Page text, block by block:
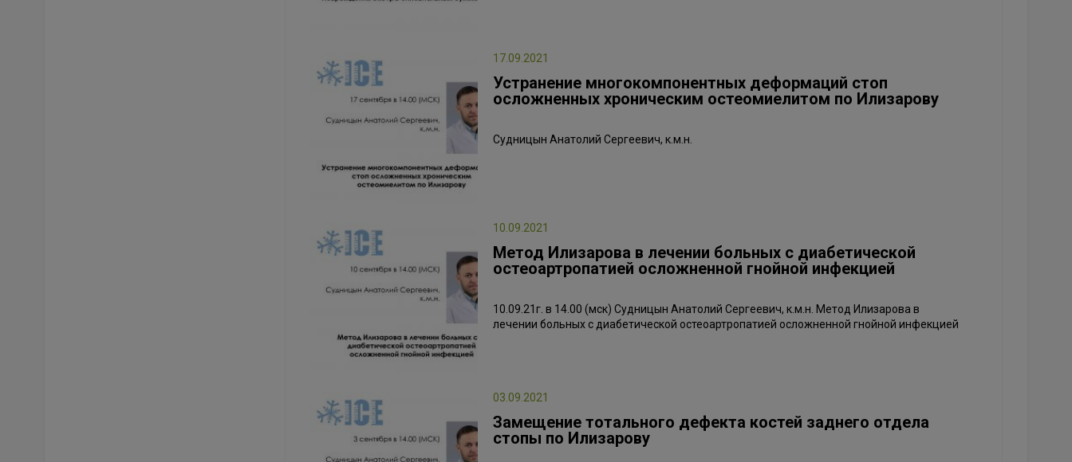
17.09.2021
Устранение многокомпонентных деформаций стоп
осложненных хроническим остеомиелитом по Илизарову
Судницын Анатолий Сергеевич, к.м.н.
10.09.2021
Метод Илизарова в лечении больных с диабетической
остеоартропатией осложненной гнойной инфекцией
10.09.21г. в 14.00 (мск) Судницын Анатолий Сергеевич, к.м.н. Метод Илизарова в
лечении больных с диабетической остеоартропатией осложненной гнойной инфекцией
03.09.2021
Замещение тотального дефекта костей заднего отдела
стопы по Илизарову